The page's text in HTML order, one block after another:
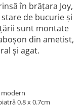
în brățara Joy,
de bucurie și
sunt montate
din ametist,
și agat.
modern
0.8 x 0.7cm